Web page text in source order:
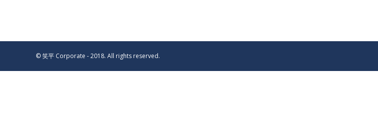
© 笑平 Corporate - 2018. All rights reserved.